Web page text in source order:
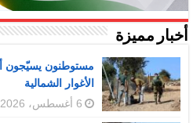
أخبار مميزة
مستوطنون يسيّجون
الأغوار الشمالية
6 أغسطس، 2026